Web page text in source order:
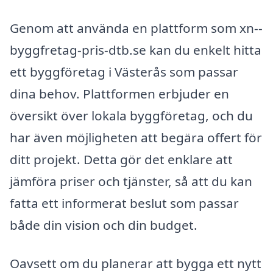
Genom att använda en plattform som xn--
byggfretag-pris-dtb.se kan du enkelt hitta
ett byggföretag i Västerås som passar
dina behov. Plattformen erbjuder en
översikt över lokala byggföretag, och du
har även möjligheten att begära offert för
ditt projekt. Detta gör det enklare att
jämföra priser och tjänster, så att du kan
fatta ett informerat beslut som passar
både din vision och din budget.
Oavsett om du planerar att bygga ett nytt